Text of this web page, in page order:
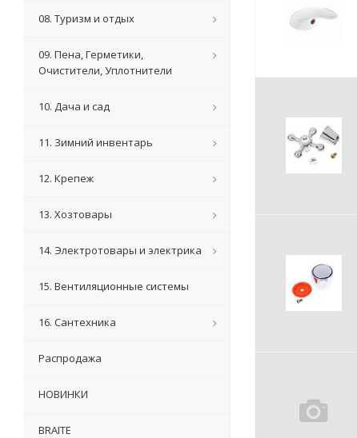
08. Туризм и отдых
09. Пена, Герметики,
Очистители, Уплотнители
10. Дача и сад
11. Зимний инвентарь
12. Крепеж
13. Хозтовары
14. Электротовары и электрика
15. Вентиляционные системы
16. Сантехника
Распродажа
НОВИНКИ
BRAITE